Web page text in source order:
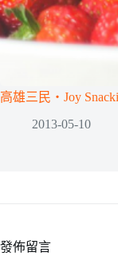
高雄三民‧Joy
2013-05-10
發佈留言